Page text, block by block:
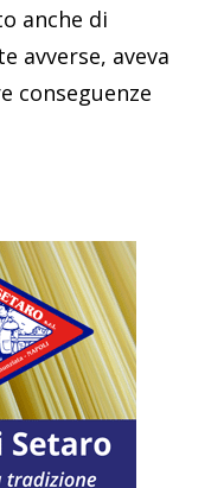
anche di
avverse, aveva
conseguenze